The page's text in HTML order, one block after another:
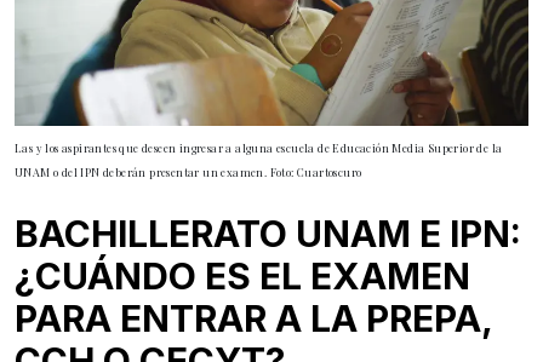
Las y los aspirantes que deseen ingresar a alguna escuela de Educación Media Superior de la
UNAM o del IPN deberán presentar un examen. Foto: Cuartoscuro
BACHILLERATO UNAM E IPN:
¿CUÁNDO ES EL EXAMEN
PARA ENTRAR A LA PREPA,